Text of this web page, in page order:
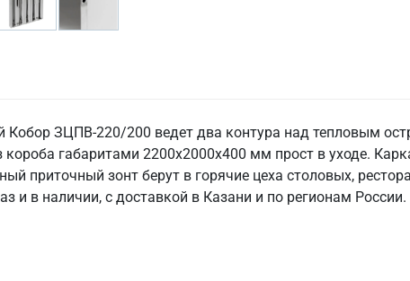
ЗЦПВ-220/200 ведет два контура над тепловым
короба габаритами 2200х2000х400 мм прост в уходе.
приточный зонт берут в горячие цеха столовых,
и в наличии, с доставкой в Казани и по регионам России.